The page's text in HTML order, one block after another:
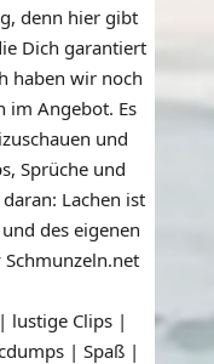
denn hier gibt
Dich garantiert
haben wir noch
im Angebot. Es
und
Sprüche und
Lachen ist
des eigenen
lustige Clips |
| Spaß |